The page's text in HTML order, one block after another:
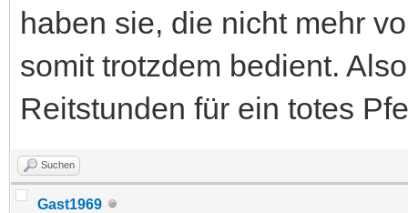
haben sie, die nicht mehr
somit trotzdem bedient.
Reitstunden für ein totes
Suchen
Gast1969